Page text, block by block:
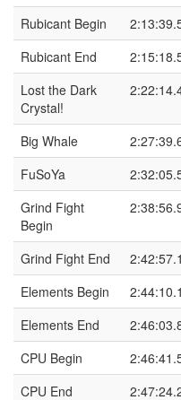
Rubicant Begin
Rubicant End
Lost the Dark
Crystal!
Big Whale
FuSoYa
Grind Fight
Begin
Grind Fight End
Elements Begin
Elements End
CPU Begin
CPU End